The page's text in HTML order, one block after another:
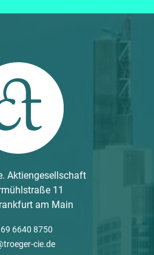
Aktiengesellschaft
11
am Main
6640 8750
cie.de